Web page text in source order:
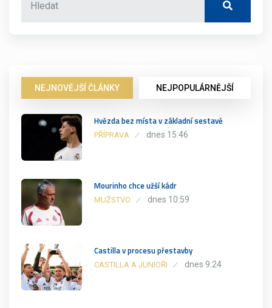
NEJNOVĚJŠÍ ČLÁNKY NEJPOPULÁRNĚJŠÍ
Hvězda bez místa v základní sestavě
PŘÍPRAVA dnes 15:46
Mourinho chce užší kádr
MUŽSTVO dnes 10:59
Castilla v procesu přestavby
CASTILLA A JUNIOŘI dnes 9:24